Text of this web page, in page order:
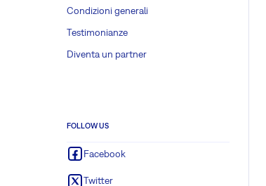
Condizioni generali
Testimonianze
Diventa un partner
FOLLOW US
Facebook
Twitter